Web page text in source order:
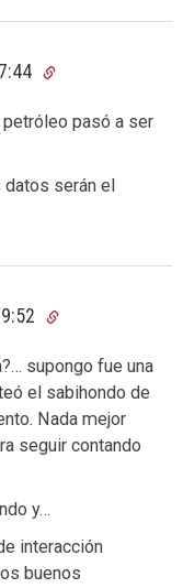
pasó a ser
serán el
supongo fue una
el sabihondo de
Nada mejor
seguir contando
y…
interacción
buenos